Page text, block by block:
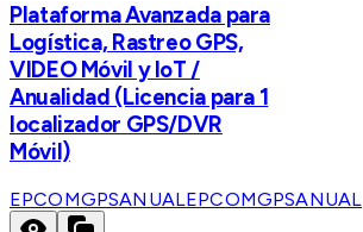
Plataforma Avanzada para
Logística, Rastreo GPS,
VIDEO Móvil y IoT /
Anualidad (Licencia para 1
localizador GPS/DVR
Móvil)
EPCOMGPSANUALEPCOMGPSANUAL